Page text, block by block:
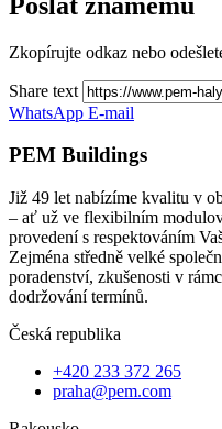
Zkopírujte odkaz nebo
Share text
WhatsApp E-mail
PEM Buildings
Již 49 let nabízíme kvalitu v
– ať už ve flexibilním
provedení s respektováním
Zejména středně velké
poradenství, zkušenosti v
dodržování termínů.
Česká republika
+420 233 372 265
praha@pem.com